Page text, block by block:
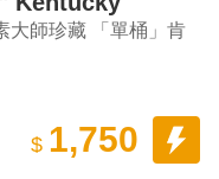
Whiskey
大師珍藏 「單桶」肯
$ 1,750